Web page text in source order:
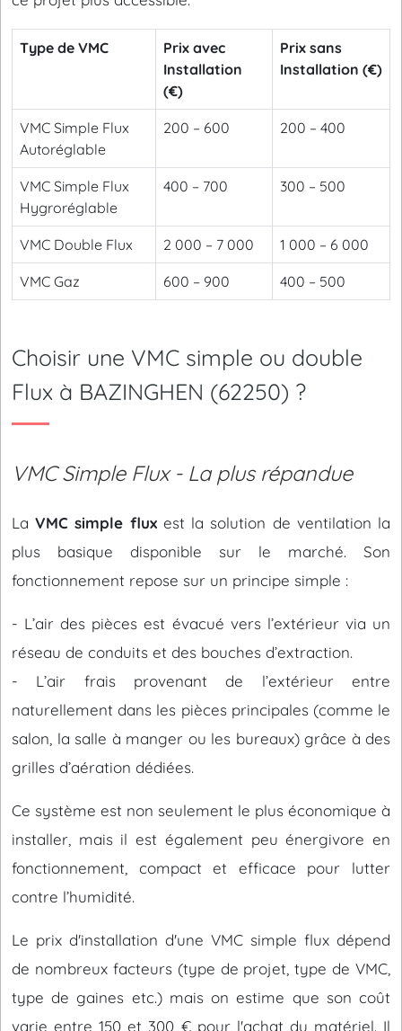
Type de VMC
Prix avec
Installation
(€)
Prix sans
Installation (€)
VMC Simple Flux
Autoréglable
200 – 600 200 – 400
VMC Simple Flux
Hygroréglable
400 – 700 300 – 500
VMC Double Flux 2 000 – 7 000 1 000 – 6 000
VMC Gaz 600 – 900 400 – 500
Choisir une VMC simple ou double
Flux à BAZINGHEN (62250) ?
VMC Simple Flux - La plus répandue
LaVMC simple fluxest la solution de ventilation la
plus basique disponible sur le marché. Son
fonctionnement repose sur un principe simple :
- L’air des pièces est évacué vers l’extérieur via un
réseau de conduits et des bouches d’extraction.
- L’air frais provenant de l’extérieur entre
naturellement dans les pièces principales (comme le
salon, la salle à manger ou les bureaux) grâce à des
grilles d’aération dédiées.
Ce système est non seulement le plus économique à
installer, mais il est également peu énergivore en
fonctionnement, compact et efficace pour lutter
contre l’humidité.
Le prix d'installation d'une VMC simple flux dépend
de nombreux facteurs (type de projet, type de VMC,
type de gaines etc.) mais on estime que son coût
varie entre 150 et 300 € pour l'achat du matériel. Il